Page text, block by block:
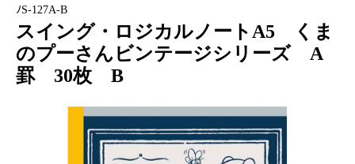
ﾉS-127A-B
スイング・ロジカルノートA5 くま
のプーさんビンテージシリーズ A
罫 30枚 B